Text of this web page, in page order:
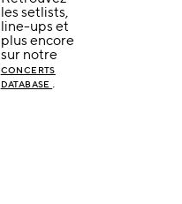
les setlists,
line-ups et
plus encore
sur notre
CONCERTS
DATABASE .